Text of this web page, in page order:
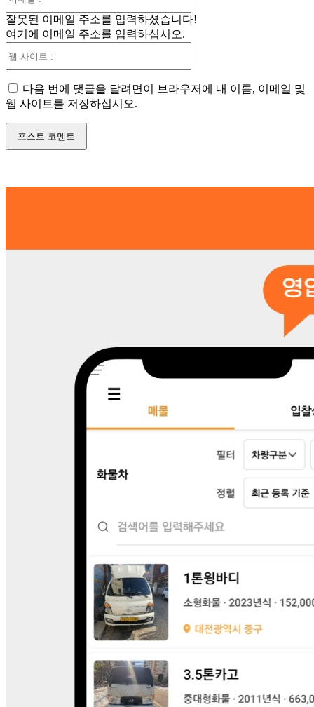
일
잘못된 이메일 주소를 입력하셨습니다!
여기에 이메일 주소를 입력하십시오.
트
다음 번에 댓글을 달려면이 브라우저에 내 이름, 이메일 및
웹 사이트를 저장하십시오.